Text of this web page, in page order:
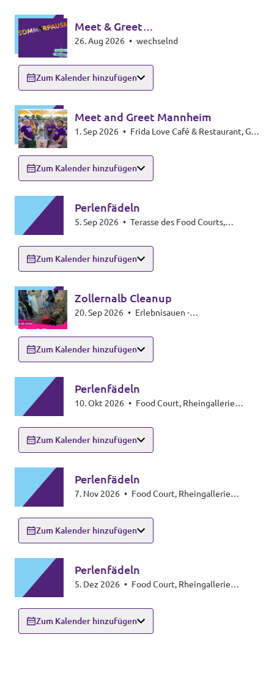
Transparenz
Datenschutz
Impressum
Meet & Greet
Zollernalbkreis/Sigmaringen
26. Aug 2026 • wechselnd
Zum Kalender hinzufügen
Meet and Greet Mannheim
1. Sep 2026 •
Zum Kalender hinzufügen
Perlenfädeln
5. Sep 2026 •
Zum Kalender hinzufügen
Zollernalb Cleanup
20. Sep 2026 •
Zum Kalender hinzufügen
Perlenfädeln
10. Okt 2026 •
Zum Kalender hinzufügen
Perlenfädeln
7. Nov 2026 •
Zum Kalender hinzufügen
Perlenfädeln
5. Dez 2026 •
Zum Kalender hinzufügen